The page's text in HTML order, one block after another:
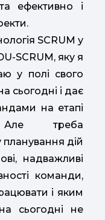
ефективно і
SCRUM у
SCRUM, яку я
у полі свого
сьогодні і дає
на етапі
Але треба
дій
надважливі
команди,
і яким
сьогодні не